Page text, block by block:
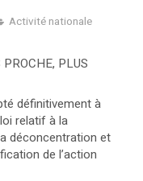
Activité nationale
PLUS
définitivement à
relatif à la
déconcentration et
de l’action